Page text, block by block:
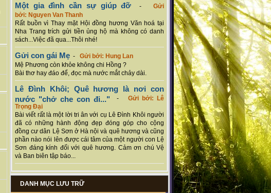
Một gia đình cần sự giúp đỡ -Gửi
bởi: Nguyen Van Thanh
Rất buồn vì Thay mặt Hội đồng hương Văn hoá tại
Nha Trang trích gửi tiền ủng hộ mà không có danh
sách...Việc đã qua...Thôi nhé!
Gửi con gái Mẹ - Gửi bởi: Hung Lan
Mệ Phương còn khỏe không chi Hồng ?
Bài thơ hay đáo để, đọc mà nước mắt chảy dài.
Lê Đình Khôi; Quê hương là nơi con
nước "chở che con đi..." - Gửi bởi: Lê
Trọng Đại
Bài viết rất là một lời tri ân với cụ Lê Đình Khôi người
đã có những hành động đẹp đóng góp cho cộng
đồng cư dân Lệ Sơn ở Hà nội và quê hương và cũng
phần nào nói lên được cái tâm của một người con Lệ
Sơn đáng kính đối với quê hương. Cảm ơn chú Vệ
và Ban biên tập báo...
DANH MỤC LƯU TRỮ